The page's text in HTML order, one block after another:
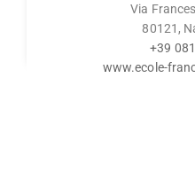
Via
80121,
+39
www.ecole-